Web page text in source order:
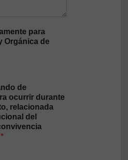
para
Orgánica de
de
ocurrir durante
relacionada
del
*